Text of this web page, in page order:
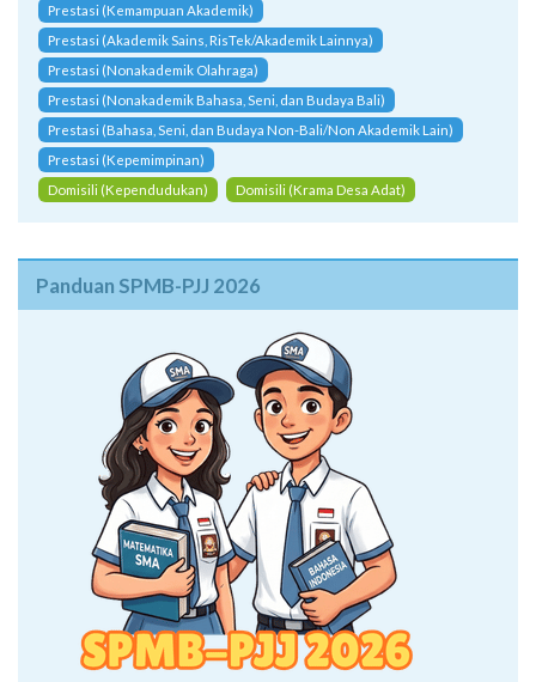
Prestasi (Kemampuan Akademik)
Prestasi (Akademik Sains, RisTek/Akademik Lainnya)
Prestasi (Nonakademik Olahraga)
Prestasi (Nonakademik Bahasa, Seni, dan Budaya Bali)
Prestasi (Bahasa, Seni, dan Budaya Non-Bali/Non Akademik Lain)
Prestasi (Kepemimpinan)
Domisili (Kependudukan)
Domisili (Krama Desa Adat)
Panduan SPMB-PJJ 2026